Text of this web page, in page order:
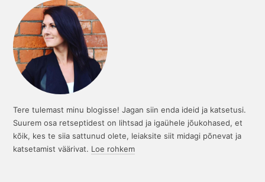
Tere tulemast minu blogisse! Jagan siin enda ideid ja katsetusi.
Suurem osa retseptidest on lihtsad ja igaühele jõukohased, et
kõik, kes te siia sattunud olete, leiaksite siit midagi põnevat ja
katsetamist väärivat. Loe rohkem